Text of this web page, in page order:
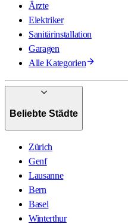
Ärzte
Elektriker
Sanitärinstallation
Garagen
Alle Kategorien
Beliebte Städte
Zürich
Genf
Lausanne
Bern
Basel
Winterthur